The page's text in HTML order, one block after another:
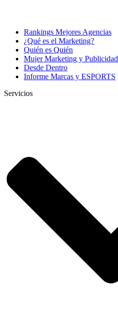
Rankings Mejores Agencias
¿Qué es el Marketing?
Quién es Quién
Mujer Marketing y Publicidad
Desde Dentro
Informe Marcas y ESPORTS
Servicios